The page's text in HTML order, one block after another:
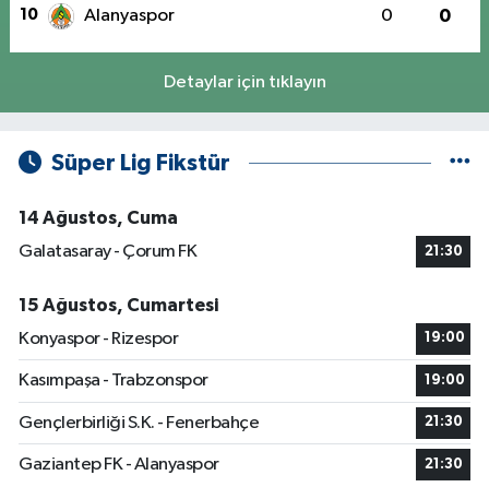
10 Alanyaspor 0 0
Detaylar için tıklayın
Süper Lig Fikstür
14 Ağustos, Cuma
Galatasaray - Çorum FK
21:30
15 Ağustos, Cumartesi
Konyaspor - Rizespor
19:00
Kasımpaşa - Trabzonspor 19:00
Gençlerbirliği S.K. - Fenerbahçe 21:30
Gaziantep FK - Alanyaspor 21:30